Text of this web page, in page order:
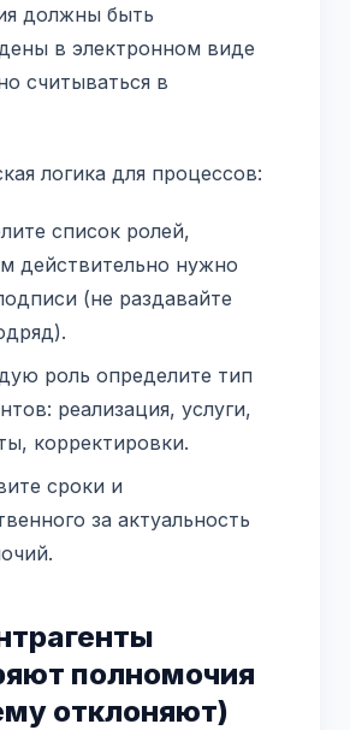
должны быть
в электронном виде
считываться в
логика для процессов:
список ролей,
действительно нужно
(не раздавайте
роль определите тип
реализация, услуги,
корректировки.
сроки и
за актуальность
полномочия
отклоняют)